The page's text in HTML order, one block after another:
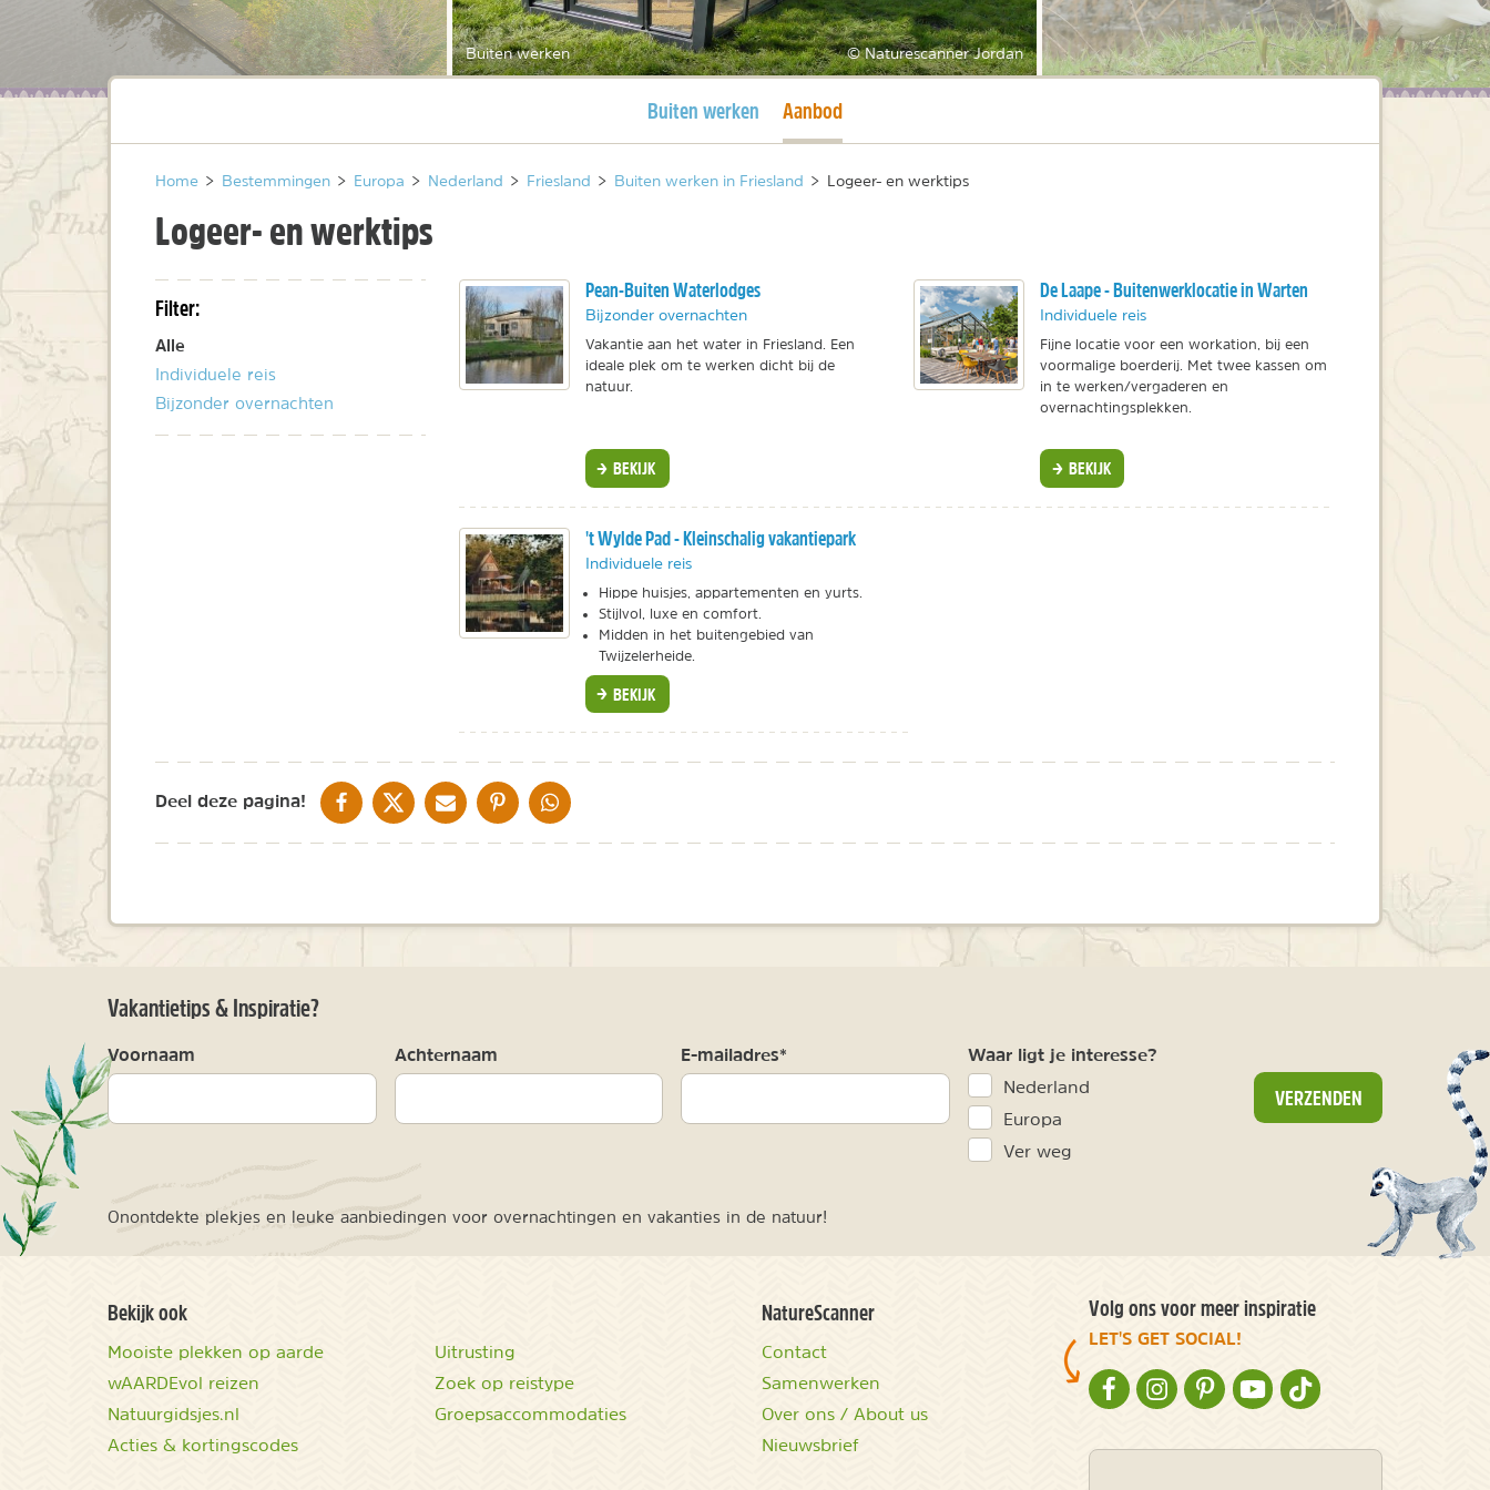
Buiten werken © Naturescanner Jordan
Huidige pagina
Buiten werken Huidige pagina
Aanbod
Home > Bestemmingen > Europa > Nederland > Friesland > Buiten werken in Friesland > Logeer- en werktips
Logeer- en werktips
Filter:
Alle
Individuele reis
Bijzonder overnachten
Pean-Buiten Waterlodges
Bijzonder overnachten
Vakantie aan het water in Friesland. Een
ideale plek om te werken dicht bij de
natuur.
BEKIJK
De Laape - Buitenwerklocatie in Warten
Individuele reis
Fijne locatie voor een workation, bij een
voormalige boerderij. Met twee kassen om
in te werken/vergaderen en
overnachtingsplekken.
BEKIJK
't Wylde Pad - Kleinschalig vakantiepark
Individuele reis
Hippe huisjes, appartementen en yurts.
Stijlvol, luxe en comfort.
Midden in het buitengebied van
Twijzelerheide.
BEKIJK
Deel deze pagina! DELEN OP FACEBOOK
DELEN OP XDELEN VIA DE MAIL
DELEN OP PINTEREST
DELEN OP WHATSAPP
Vakantietips & Inspiratie?
Voornaam Achternaam E-mailadres* Waar ligt je interesse?
Nederland
Europa
Ver weg
VERZENDEN
Onontdekte plekjes en leuke aanbiedingen voor overnachtingen en vakanties in de natuur!
Bekijk ook
Mooiste plekken op aarde
wAARDEvol reizen
Natuurgidsjes.nl
Acties & kortingscodes
Uitrusting
Zoek op reistype
Groepsaccommodaties
NatureScanner
Contact
Samenwerken
Over ons / About us
Nieuwsbrief
Volg ons voor meer inspiratie
LET'S GET SOCIAL!
NATURESCANNER OP FACEBOOK
NATURESCANNER OP INSTAGRAM
NATURESCANNER OP PINTEREST
NATURESCANNER OP YOUTUBE
NATURESCANNER OP